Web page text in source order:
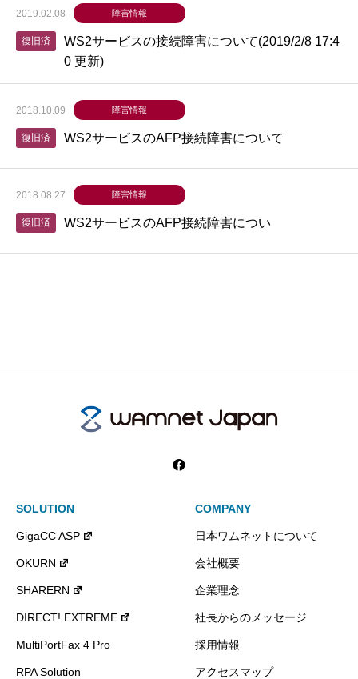
2019.02.08 障害情報
復旧済
WS2サービスの接続障害について(2019/2/8 17:4
0 更新)
2018.10.09 障害情報
復旧済 WS2サービスのAFP接続障害について
2018.08.27 障害情報
復旧済 WS2サービスのAFP接続障害につい
SOLUTION
GigaCC ASP
OKURN
SHARERN
DIRECT! EXTREME
MultiPortFax 4 Pro
RPA Solution
COMPANY
日本ワムネットについて
会社概要
企業理念
社長からのメッセージ
採用情報
アクセスマップ